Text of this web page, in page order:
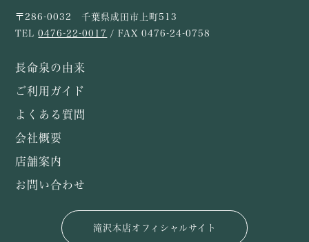
〒286-0032 千葉県成田市上町513
TEL0476-22-0017 / FAX 0476-24-0758
長命泉の由来
ご利用ガイド
よくある質問
会社概要
店舗案内
お問い合わせ
滝沢本店オフィシャルサイト